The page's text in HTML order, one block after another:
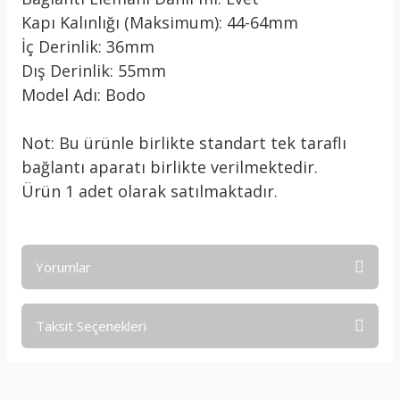
Kapı Kalınlığı (Maksimum): 44-64mm
İç Derinlik: 36mm
Dış Derinlik: 55mm
Model Adı: Bodo
Not: Bu ürünle birlikte standart tek taraflı
bağlantı aparatı birlikte verilmektedir.
Ürün 1 adet olarak satılmaktadır.
Yorumlar
Taksit Seçenekleri